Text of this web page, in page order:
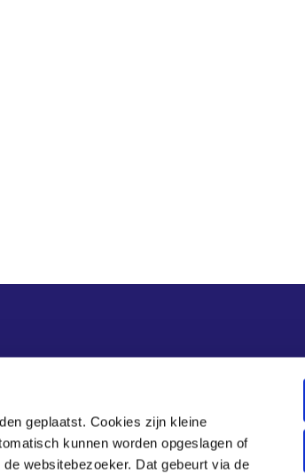
geplaatst. Cookies zijn kleine
kunnen worden opgeslagen of
websitebezoeker. Dat gebeurt via de